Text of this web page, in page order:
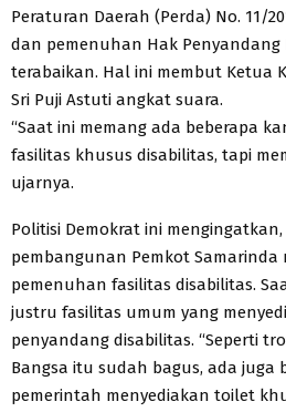
Peraturan Daerah (Perda) No. 11/
dan pemenuhan Hak Penyandang
terabaikan. Hal ini membut Ketua
Sri Puji Astuti angkat suara.
“Saat ini memang ada beberapa
fasilitas khusus disabilitas, tapi
ujarnya.
Politisi Demokrat ini
pembangunan Pemkot Samarinda
pemenuhan fasilitas disabilitas.
justru fasilitas umum yang
penyandang disabilitas. “Seperti
Bangsa itu sudah bagus, ada juga
pemerintah menyediakan toilet